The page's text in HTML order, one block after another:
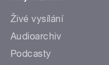
Živé vysílání
Audioarchiv
Podcasty